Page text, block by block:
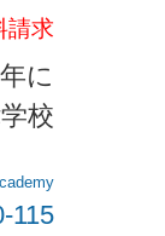
請求
に
校
115